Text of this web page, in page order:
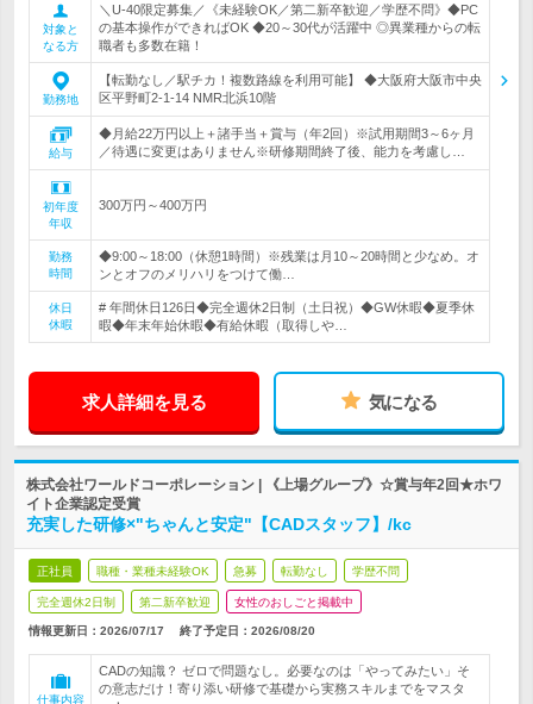
対象と
なる方
＼U-40限定募集／《未経験OK／第二新卒歓迎／学歴不問》◆PC
の基本操作ができればOK ◆20～30代が活躍中 ◎異業種からの転
職者も多数在籍！
勤務地
【転勤なし／駅チカ！複数路線を利用可能】 ◆大阪府大阪市中央
区平野町2-1-14 NMR北浜10階
給与
◆月給22万円以上＋諸手当＋賞与（年2回）※試用期間3～6ヶ月
／待遇に変更はありません※研修期間終了後、能力を考慮し…
初年度
年収
300万円～400万円
勤務
時間
◆9:00～18:00（休憩1時間）※残業は月10～20時間と少なめ。オ
ンとオフのメリハリをつけて働…
休日
休暇
# 年間休日126日◆完全週休2日制（土日祝）◆GW休暇◆夏季休
暇◆年末年始休暇◆有給休暇（取得しや…
求人詳細を見る 気になる
株式会社ワールドコーポレーション | 《上場グループ》☆賞与年2回★ホワ
イト企業認定受賞
充実した研修×"ちゃんと安定"【CADスタッフ】/kc
正社員 職種・業種未経験OK 急募 転勤なし 学歴不問
完全週休2日制 第二新卒歓迎 女性のおしごと掲載中
情報更新日：2026/07/17 終了予定日： 2026/08/20
仕事内容
CADの知識？ ゼロで問題なし。必要なのは「やってみたい」そ
の意志だけ！寄り添い研修で基礎から実務スキルまでをマスタ